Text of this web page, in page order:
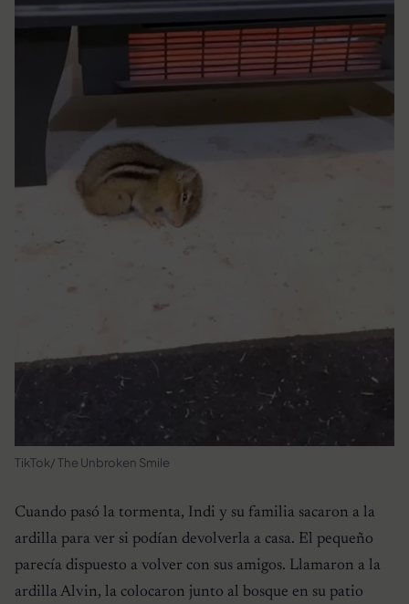
TikTok/ The Unbroken Smile
Cuando pasó la tormenta, Indi y su familia sacaron a la
ardilla para ver si podían devolverla a casa. El pequeño
parecía dispuesto a volver con sus amigos. Llamaron a la
ardilla Alvin, la colocaron junto al bosque en su patio